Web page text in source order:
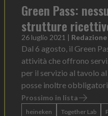
Green Pass:
strutture
26 luglio 2021 | Redazione
Dal 6 agosto, il Green
attività che offrono
per il servizio al tavolo
posse inoltre
Prossimo in lista
heineken Together Lab